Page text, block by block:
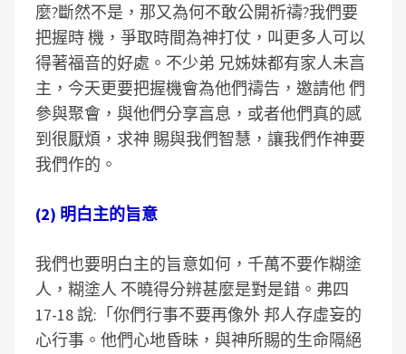
麼?斷然不是，那又為何不敢公開祈禱?我們要
把握時 機，爭取時間為神打仗，叫更多人可以
得著福音的好處。不少弟 兄姊妹都有家人未亯
主，今天更要把握機會為他們禱告，邀請他 們
參與聚會，與他們分享亯息，或者他們真的感
到很厭煩，求神 賜與我們智慧，讓我們作神要
我們作的。
(2) 明白主的旨意
我們也要明白主的旨意如何，千萬不要作糊塗
人，糊塗人 不曉得分辨甚麼是對是錯。弗四
17-18 說:「你們行事不要再像外 邦人存虛妄的
心行事。他們心地昏昧，與神所賜的生命隔絕